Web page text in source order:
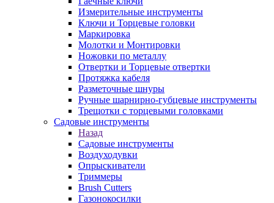
Измерительные инструменты
Ключи и Торцевые головки
Маркировка
Молотки и Монтировки
Ножовки по металлу
Отвертки и Торцевые отвертки
Протяжка кабеля
Разметочные шнуры
Ручные шарнирно-губцевые инструменты
Трещотки с торцевыми головками
Садовые инструменты
Назад
Садовые инструменты
Воздуходувки
Опрыскиватели
Триммеры
Brush Cutters
Газонокосилки